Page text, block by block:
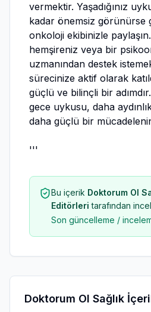
vermektir. Yaşadığınız
kadar önemsiz görünürse
onkoloji ekibinizle
hemşireniz veya bir
uzmanından destek
sürecinize aktif olarak
güçlü ve bilinçli bir
gece uykusu, daha
daha güçlü bir
'''
Bu içerik Doktorum Ol
Editörleri tarafından
Son güncelleme /
Doktorum Ol Sağlık